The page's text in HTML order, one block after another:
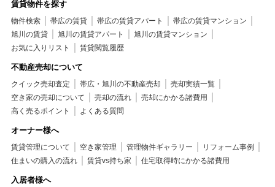
賃貸物件を探す
物件検索 帯広の賃貸 帯広の賃貸アパート
帯広の賃貸マンション
旭川の賃貸
旭川の賃貸アパート
旭川の賃貸マンション
お気に入りリスト
賃貸閲覧履歴
不動産売却について
クイック売却査定 帯広・旭川の不動産売却
売却実績一覧
空き家の売却について
売却の流れ
売却にかかる諸費用
高く売るポイント
よくある質問
オーナー様へ
賃貸管理について 空き家管理 管理物件ギャラリー
リフォーム事例
住まいの購入の流れ
賃貸vs持ち家 住宅取得時にかかる諸費用
入居者様へ